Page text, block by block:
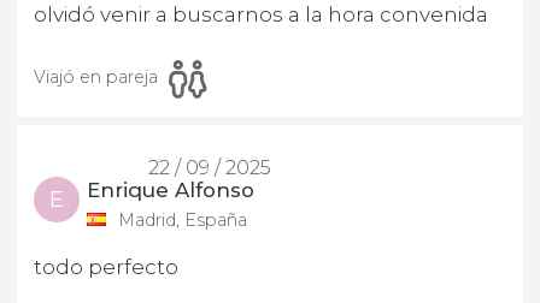
olvidó venir a buscarnos a la hora convenida
Viajó en pareja
22 / 09 / 2025
E Enrique Alfonso
Madrid, España
todo perfecto